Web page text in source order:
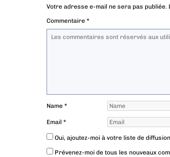
Votre adresse e-mail ne sera pas publiée.
Commentaire *
Name *
Email *
Oui, ajoutez-moi à votre liste de
Prévenez-moi de tous les nouveaux